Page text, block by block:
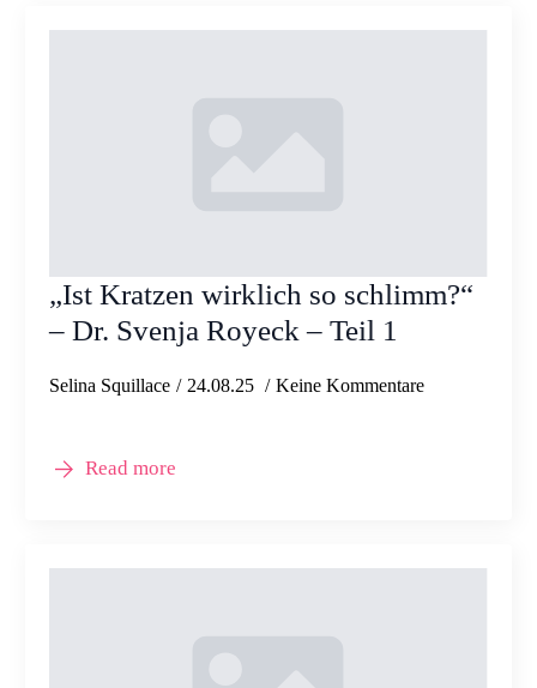
„Ist Kratzen wirklich so schlimm?“
– Dr. Svenja Royeck – Teil 1
Selina Squillace 24.08.25 Keine Kommentare
Read more